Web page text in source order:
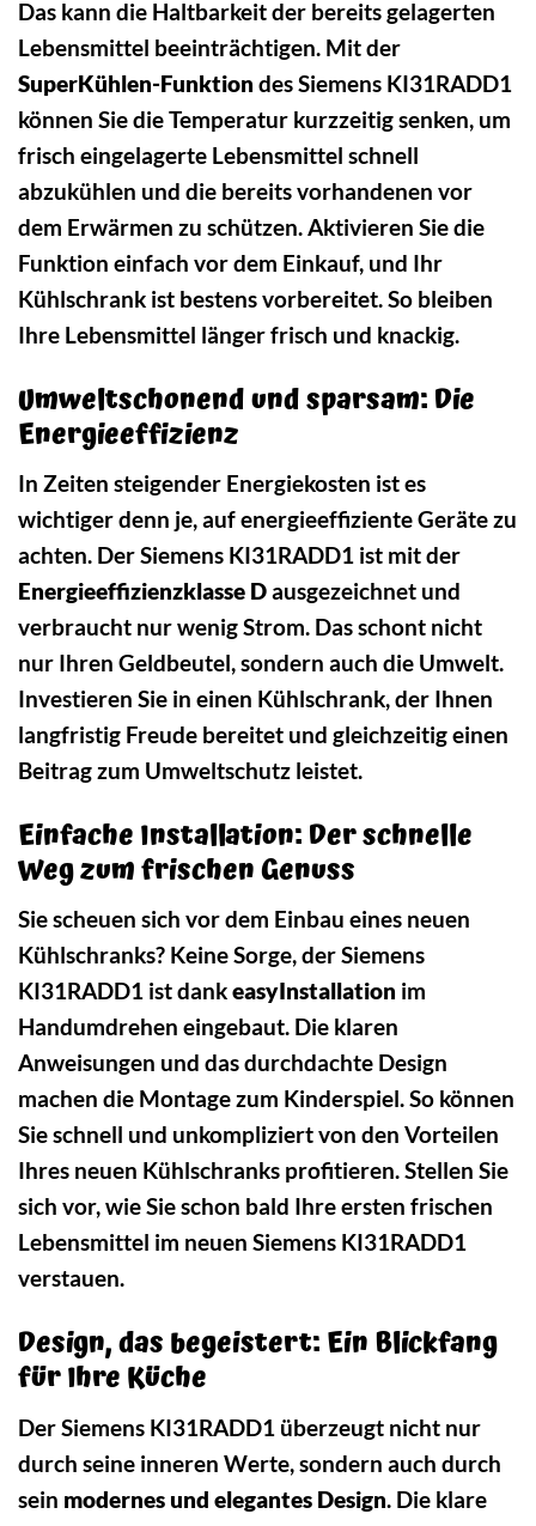
Das kann die Haltbarkeit der bereits gelagerten
Lebensmittel beeinträchtigen. Mit der
SuperKühlen-Funktion des Siemens KI31RADD1
können Sie die Temperatur kurzzeitig senken, um
frisch eingelagerte Lebensmittel schnell
abzukühlen und die bereits vorhandenen vor
dem Erwärmen zu schützen. Aktivieren Sie die
Funktion einfach vor dem Einkauf, und Ihr
Kühlschrank ist bestens vorbereitet. So bleiben
Ihre Lebensmittel länger frisch und knackig.
Umweltschonend und sparsam: Die
Energieeffizienz
In Zeiten steigender Energiekosten ist es
wichtiger denn je, auf energieeffiziente Geräte zu
achten. Der Siemens KI31RADD1 ist mit der
Energieeffizienzklasse Dausgezeichnet und
verbraucht nur wenig Strom. Das schont nicht
nur Ihren Geldbeutel, sondern auch die Umwelt.
Investieren Sie in einen Kühlschrank, der Ihnen
langfristig Freude bereitet und gleichzeitig einen
Beitrag zum Umweltschutz leistet.
Einfache Installation: Der schnelle
Weg zum frischen Genuss
Sie scheuen sich vor dem Einbau eines neuen
Kühlschranks? Keine Sorge, der Siemens
KI31RADD1 ist dankeasyInstallation im
Handumdrehen eingebaut. Die klaren
Anweisungen und das durchdachte Design
machen die Montage zum Kinderspiel. So können
Sie schnell und unkompliziert von den Vorteilen
Ihres neuen Kühlschranks profitieren. Stellen Sie
sich vor, wie Sie schon bald Ihre ersten frischen
Lebensmittel im neuen Siemens KI31RADD1
verstauen.
Design, das begeistert: Ein Blickfang
für Ihre Küche
Der Siemens KI31RADD1 überzeugt nicht nur
durch seine inneren Werte, sondern auch durch
sein modernes und elegantes Design. Die klare